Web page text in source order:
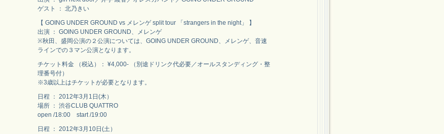
ゲスト ： 北乃きい
【 GOING UNDER GROUND vs メレンゲ split tour 「strangers in the night」 】
出演 ： GOING UNDER GROUND、メレンゲ
※秋田、盛岡公演の２公演については、GOING UNDER GROUND、メレンゲ、音速
ラインでの３マン公演となります。
チケット料金 （税込）： ¥4,000- （別途ドリンク代必要／オールスタンディング・整
理番号付）
※3歳以上はチケットが必要となります。
日程 ： 2012年3月1日(木）
場所 ： 渋谷CLUB QUATTRO
open /18:00 start /19:00
日程 ： 2012年3月10日(土）